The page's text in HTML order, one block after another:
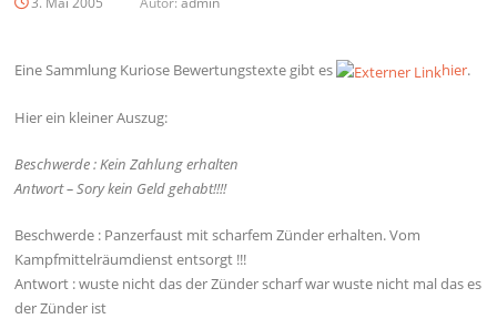
Eine Sammlung Kuriose Bewertungstexte gibt es hier.
Hier ein kleiner Auszug:
Beschwerde : Kein Zahlung erhalten
Antwort – Sory kein Geld gehabt!!!!
Beschwerde : Panzerfaust mit scharfem Zünder erhalten. Vom
Kampfmittelräumdienst entsorgt !!!
Antwort : wuste nicht das der Zünder scharf war wuste nicht mal das es
der Zünder ist